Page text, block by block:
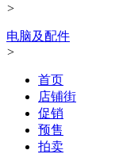
>
电脑及配件
>
首页
店铺街
促销
预售
拍卖